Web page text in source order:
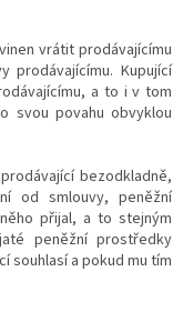
vrátit prodávajícímu
prodávajícímu. Kupující
a to i v tom
svou povahu obvyklou
bezodkladně,
od smlouvy, peněžní
přijal, a to stejným
peněžní prostředky
souhlasí a pokud mu tím